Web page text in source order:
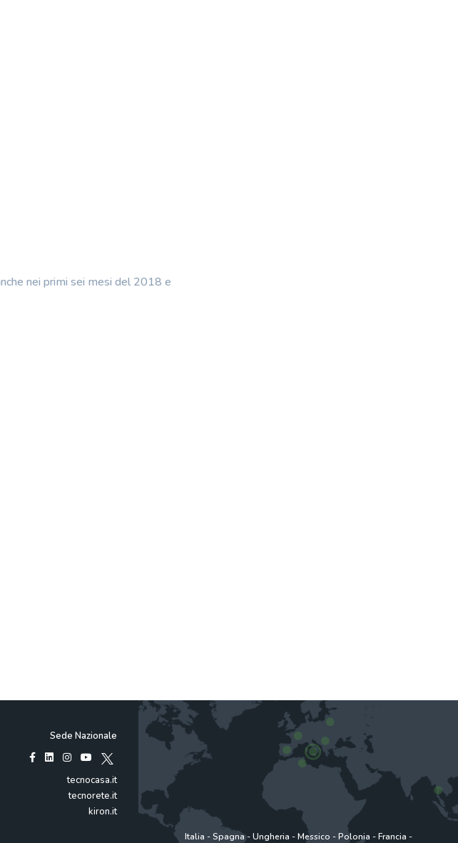
nei primi sei mesi del 2018 e
Sede Nazionale
tecnocasa.it
tecnorete.it
kiron.it
Italia -Spagna-Ungheria -Messico -Polonia -Francia -